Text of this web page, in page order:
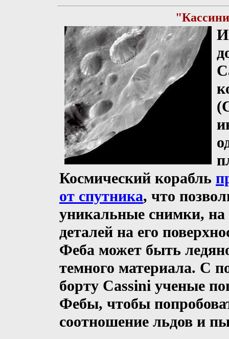
Космический корабль
от спутника, что
уникальные снимки,
деталей на его
Феба может быть
темного материала. С
борту Cassini ученые
Фебы, чтобы
соотношение льдов и